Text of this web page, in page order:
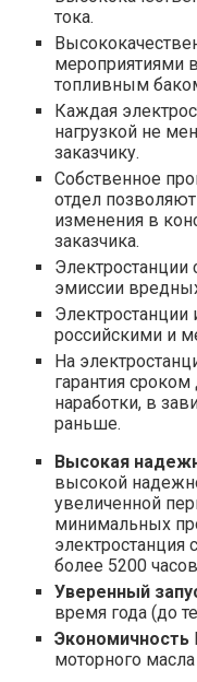
тока.
мероприятиями
топливным
Каждая
нагрузкой не
заказчику.
Собственное
отдел
изменения в
заказчика.
Электростанции
эмиссии
Электростанции
российскими и
На
гарантия
наработки, в
раньше.
Высокая
высокой
увеличенной
минимальных
электростанция
болеe 5200
Уверенный
время года (до
Экономичность
моторного масла